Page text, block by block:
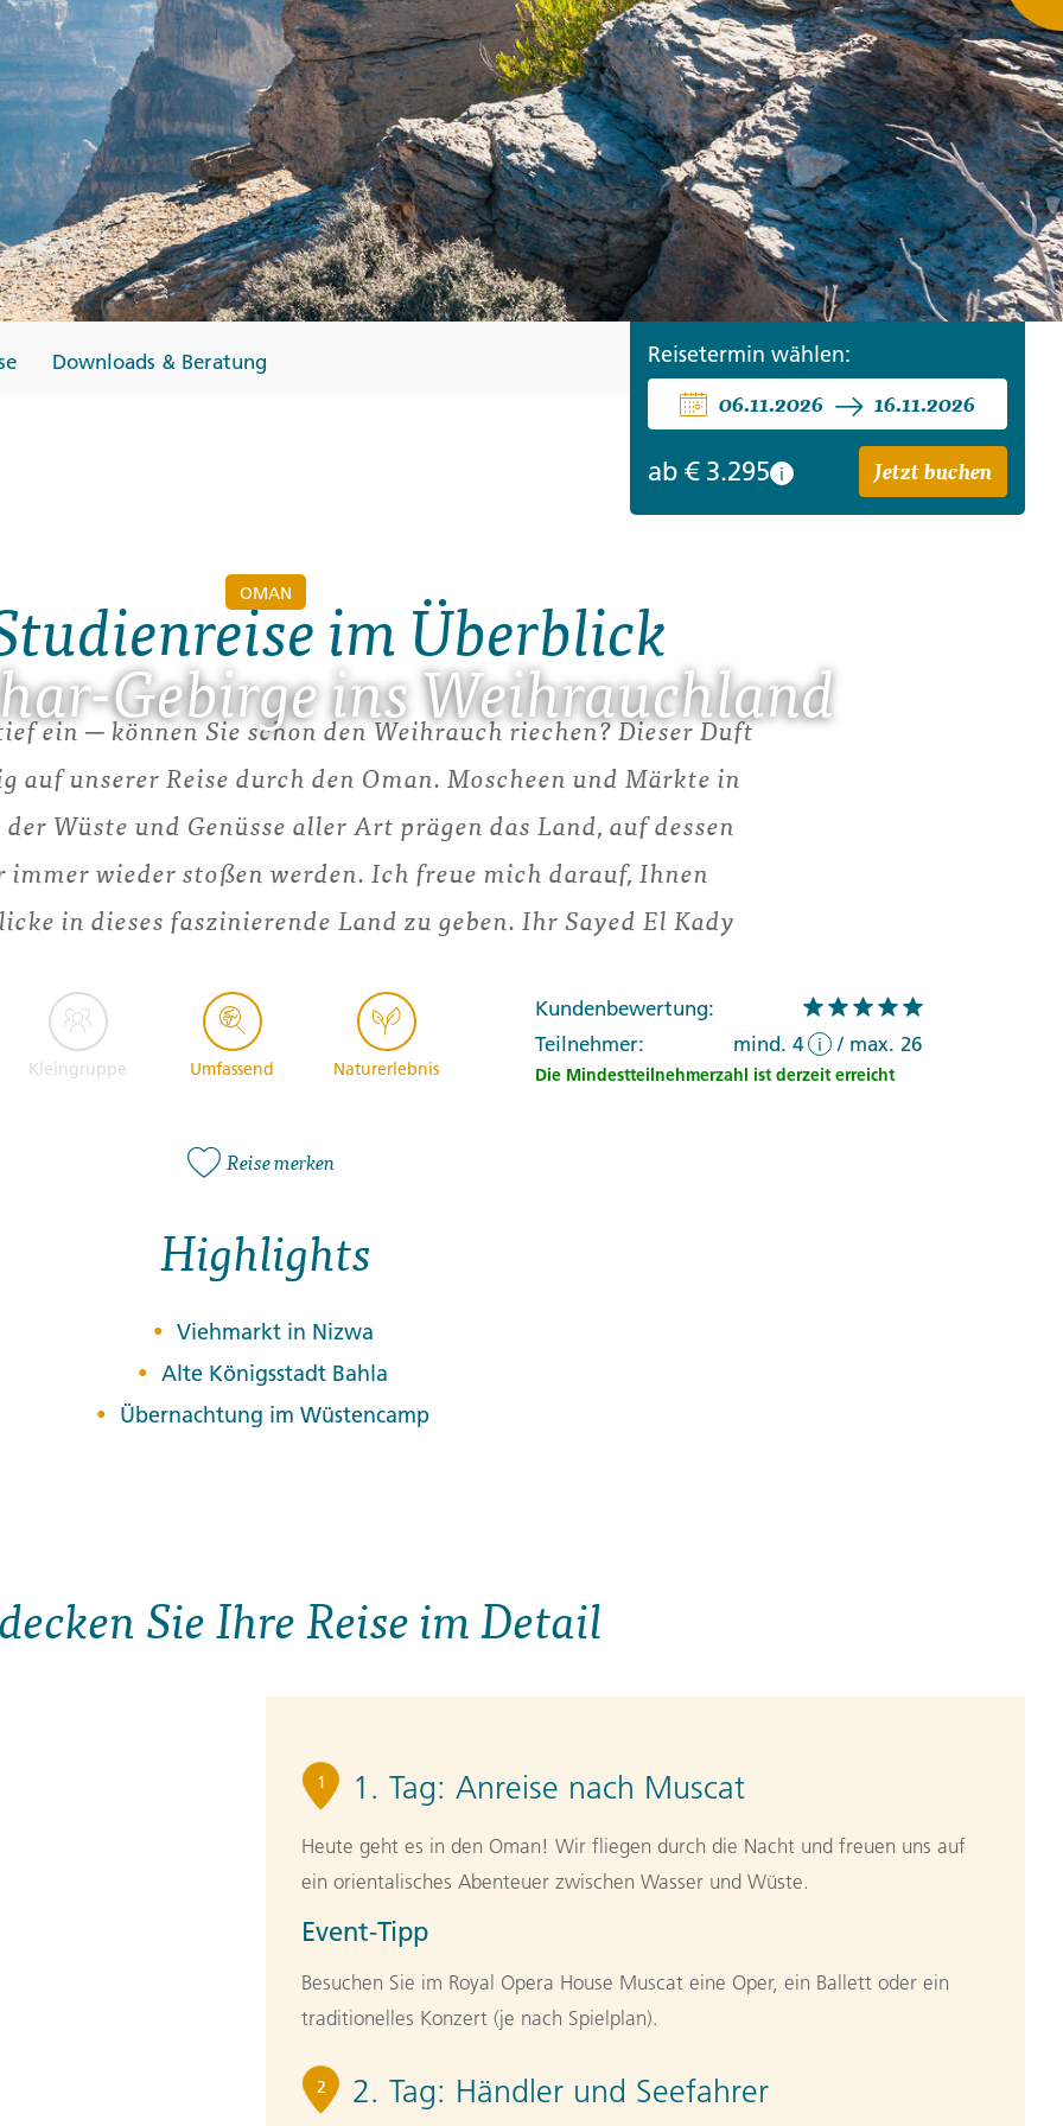
Finnland
Montenegro
Zypern
→ Beratung+49 (0) 431 5446-0 Reisefinder öffnen
Beratung+49 (0) 431 5446-0 Reisefinder öffnen
→ Beratung+49 (0) 431 5446-0 Reisefinder öffnen
OMAN
Gebirge ins Weihrauchland
Downloads & Beratung Reisetermin wählen:
06.11.2026 16.11.2026
ab € 3.295 i Jetzt buchen
im Überblick
ein ─ können Sie schon den Weihrauch riechen? Dieser Duft
auf unserer Reise durch den Oman. Moscheen und Märkte in
Wüste und Genüsse aller Art prägen das Land, auf dessen
wieder stoßen werden. Ich freue mich darauf, Ihnen
in dieses faszinierende Land zu geben. Ihr Sayed El Kady
Kleingruppe Umfassend Naturerlebnis
Kundenbewertung:
Teilnehmer:
mind. 4 i / max. 26
Die Mindestteilnehmerzahl ist derzeit erreicht
Reise merken
Highlights
Viehmarkt in Nizwa
Alte Königsstadt Bahla
Übernachtung im Wüstencamp
Sie Ihre Reise im Detail
1 1. Tag: Anreise nach Muscat
Heute geht es in den Oman! Wir fliegen durch die Nacht und freuen uns auf
ein orientalisches Abenteuer zwischen Wasser und Wüste.
Event-Tipp
Besuchen Sie im Royal Opera House Muscat eine Oper, ein Ballett oder ein
traditionelles Konzert (je nach Spielplan).
2 2. Tag: Händler und Seefahrer